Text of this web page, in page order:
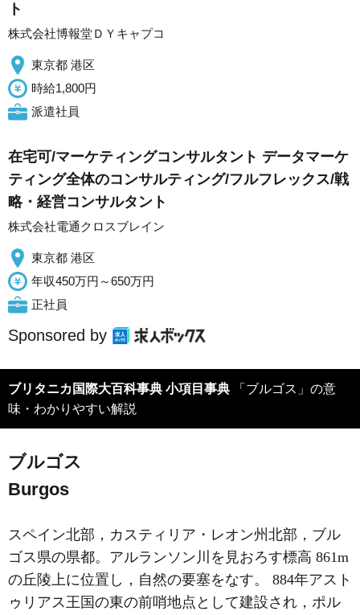
ト
株式会社博報堂ＤＹキャプコ
東京都 港区
時給1,800円
派遣社員
在宅可/マーケティングコンサルタント データマーケ
ティング全体のコンサルティング/フルフレックス/戦
略・経営コンサルタント
株式会社電通クロスブレイン
東京都 港区
年収450万円～650万円
正社員
Sponsored by
ブリタニカ国際大百科事典 小項目事典 「ブルゴス」の意
味・わかりやすい解説
ブルゴス
Burgos
スペイン北部，カスティリア・レオン州北部，ブル
ゴス県の県都。アルランソン川を見おろす標高 861m
の丘陵上に位置し，自然の要塞をなす。 884年アスト
ゥリアス王国の東の前哨地点として建設され，ポル